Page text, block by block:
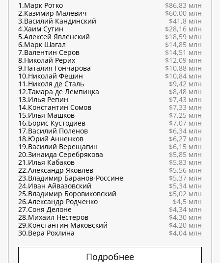
1.Марк Ротко
$86,83 млн
2.Казимир Малевич
$60,00 млн
3.Василий Кандинский
$41,8 млн
4.Хаим Сутин
$28,16 млн
5.Алексей Явленский
$18,59 млн
6.Марк Шагал
$14,85 млн
7.Валентин Серов
$14,51 млн
8.Николай Рерих
$12,09 млн
9.Наталия Гончарова
$10,88 млн
10.Николай Фешин
$10,84 млн
11.Николя де Сталь
$9,42 млн
12.Тамара де Лемпицка
$8,48 млн
13.Илья Репин
$7,43 млн
14.Константин Сомов
$7,33 млн
15.Илья Машков
$7,25 млн
16.Борис Кустодиев
$7,07 млн
17.Василий Поленов
$6,34 млн
18.Юрий Анненков
$6,27 млн
19.Василий Верещагин
$6,15 млн
20.Зинаида Серебрякова
$5,85 млн
21.Илья Кабаков
$5,83 млн
22.Александр Яковлев
$5,56 млн
23.Владимир Баранов-Россине
$5,37 млн
24.Иван Айвазовский
$5,34 млн
25.Владимир Боровиковский
$5,02 млн
26.Александр Родченко
$4,5 млн
27.Соня Делоне
$4,34 млн
28.Михаил Нестеров
$4,30 млн
29.Константин Маковский
$4,20 млн
30.Вера Рохлина $4,04 млн
Подробнее